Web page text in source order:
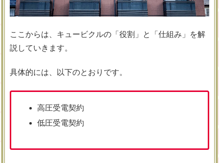
ここからは、キュービクルの「役割」と「仕組み」を解
説していきます。
具体的には、以下のとおりです。
高圧受電契約
低圧受電契約